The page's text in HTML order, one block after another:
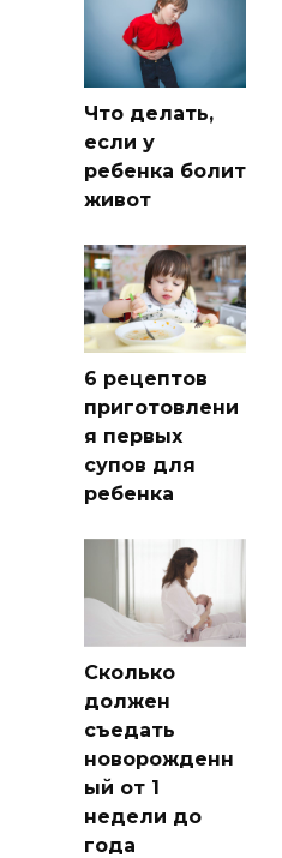
Что делать,
если у
ребенка болит
живот
6 рецептов
приготовлени
я первых
супов для
ребенка
Сколько
должен
съедать
новорожденн
ый от 1
недели до
года